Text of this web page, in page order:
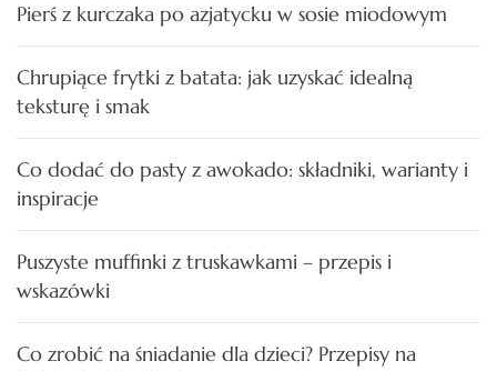
Pierś z kurczaka po azjatycku w sosie miodowym
Chrupiące frytki z batata: jak uzyskać idealną
teksturę i smak
Co dodać do pasty z awokado: składniki, warianty i
inspiracje
Puszyste muffinki z truskawkami – przepis i
wskazówki
Co zrobić na śniadanie dla dzieci? Przepisy na